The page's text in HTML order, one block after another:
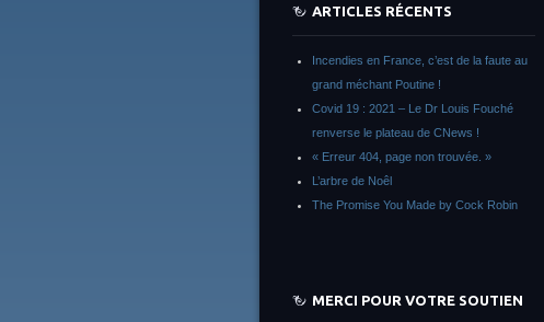
ARTICLES RÉCENTS
Incendies en France, c’est de la faute au
grand méchant Poutine !
Covid 19 : 2021 – Le Dr Louis Fouché
renverse le plateau de CNews !
« Erreur 404, page non trouvée. »
L’arbre de Noêl
The Promise You Made by Cock Robin
MERCI POUR VOTRE SOUTIEN